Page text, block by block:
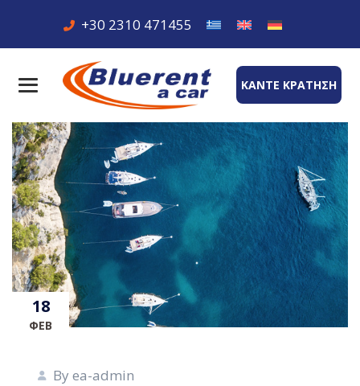
18
ΦΕΒ
By ea-admin
+30 2310 471455
ΚΑΝΤΕ ΚΡΑΤΗΣΗ